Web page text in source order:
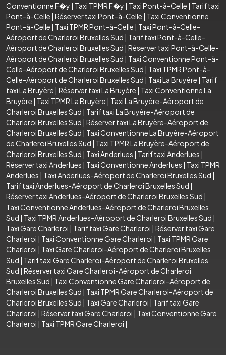
Conventionne F�y | Taxi TPMR F�y | Taxi Pont-à-Celle | Tarif taxi
Pont-à-Celle | Réserver taxi Pont-à-Celle | Taxi Conventionne
Pont-à-Celle | Taxi TPMR Pont-à-Celle | Taxi Pont-à-Celle-
Aéroport de Charleroi Bruxelles Sud | Tarif taxi Pont-à-Celle-
Aéroport de Charleroi Bruxelles Sud | Réserver taxi Pont-à-Celle-
Aéroport de Charleroi Bruxelles Sud | Taxi Conventionne Pont-à-
Celle-Aéroport de Charleroi Bruxelles Sud | Taxi TPMR Pont-à-
Celle-Aéroport de Charleroi Bruxelles Sud | Taxi La Bruyère | Tarif
taxi La Bruyère | Réserver taxi La Bruyère | Taxi Conventionne La
Bruyère | Taxi TPMR La Bruyère | Taxi La Bruyère-Aéroport de
Charleroi Bruxelles Sud | Tarif taxi La Bruyère-Aéroport de
Charleroi Bruxelles Sud | Réserver taxi La Bruyère-Aéroport de
Charleroi Bruxelles Sud | Taxi Conventionne La Bruyère-Aéroport
de Charleroi Bruxelles Sud | Taxi TPMR La Bruyère-Aéroport de
Charleroi Bruxelles Sud | Taxi Anderlues | Tarif taxi Anderlues |
Réserver taxi Anderlues | Taxi Conventionne Anderlues | Taxi TPMR
Anderlues | Taxi Anderlues-Aéroport de Charleroi Bruxelles Sud |
Tarif taxi Anderlues-Aéroport de Charleroi Bruxelles Sud |
Réserver taxi Anderlues-Aéroport de Charleroi Bruxelles Sud |
Taxi Conventionne Anderlues-Aéroport de Charleroi Bruxelles
Sud | Taxi TPMR Anderlues-Aéroport de Charleroi Bruxelles Sud |
Taxi Gare Charleroi | Tarif taxi Gare Charleroi | Réserver taxi Gare
Charleroi | Taxi Conventionne Gare Charleroi | Taxi TPMR Gare
Charleroi | Taxi Gare Charleroi-Aéroport de Charleroi Bruxelles
Sud | Tarif taxi Gare Charleroi-Aéroport de Charleroi Bruxelles
Sud | Réserver taxi Gare Charleroi-Aéroport de Charleroi
Bruxelles Sud | Taxi Conventionne Gare Charleroi-Aéroport de
Charleroi Bruxelles Sud | Taxi TPMR Gare Charleroi-Aéroport de
Charleroi Bruxelles Sud | Taxi Gare Charleroi | Tarif taxi Gare
Charleroi | Réserver taxi Gare Charleroi | Taxi Conventionne Gare
Charleroi | Taxi TPMR Gare Charleroi |